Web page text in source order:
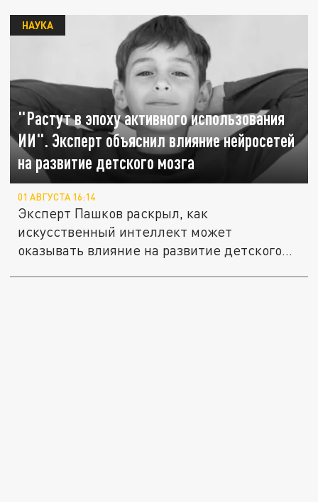
"Растут в эпоху активного использования
ИИ". Эксперт объяснил влияние нейросетей
на развитие детского мозга
НАУКА
01 АВГУСТА 16:14
Эксперт Пашков раскрыл, как
искусственный интеллект может
оказывать влияние на развитие детского